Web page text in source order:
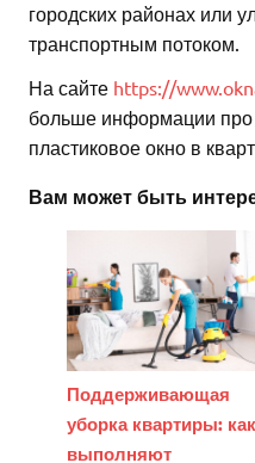
городских районах или
транспортным потоком.
На сайте https://
больше информации про
пластиковое окно в
Вам может быть
Поддерживающая
уборка квартиры: как
выполняют